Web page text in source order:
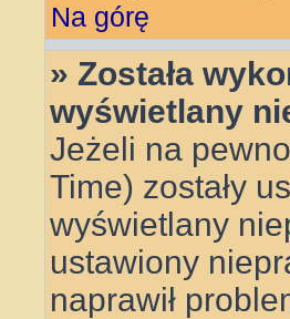
Na górę
» Została
wyświetlany
Jeżeli na
Time) zostały
wyświetlany
ustawiony
naprawił